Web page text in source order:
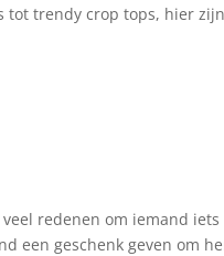
tot trendy crop tops, hier zijn
redenen om iemand iets
een geschenk geven om